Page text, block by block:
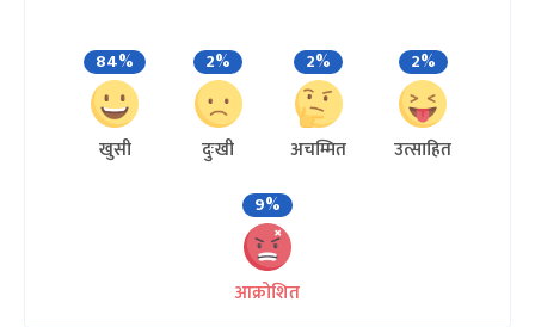
84%
खुसी
2%
दुःखी
2%
अचम्मित
2%
उत्साहित
9%
आक्रोशित